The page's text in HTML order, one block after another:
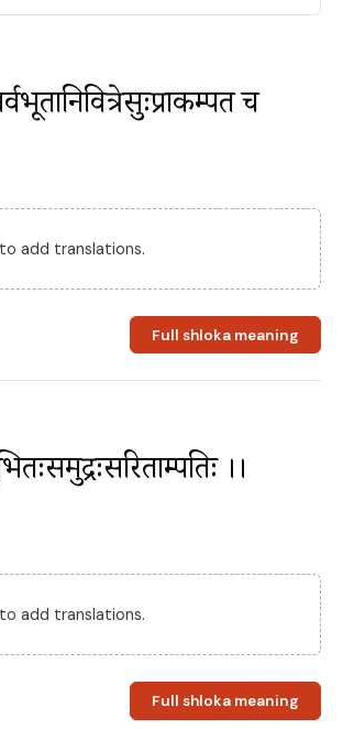
च
add translations.
Full shloka meaning
।।
add translations.
Full shloka meaning